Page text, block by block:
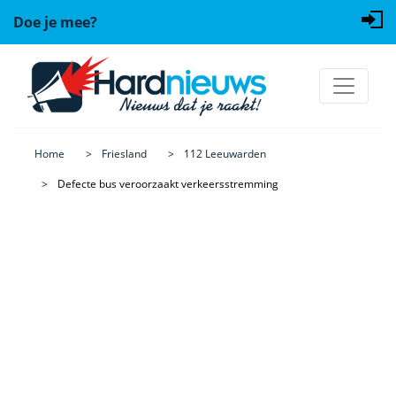
Doe je mee?
Home Friesland
112 Leeuwarden
Defecte bus veroorzaakt verkeersstremming